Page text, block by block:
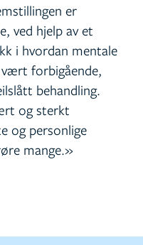
er
ved hjelp av et
i hvordan mentale
forbigående,
behandling.
og sterkt
og personlige
mange.»